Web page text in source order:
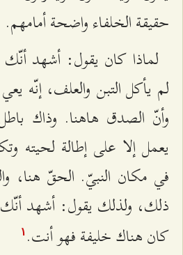
حقيقة الخلفاء واضحة أمامهم.
لماذا كان يقول: أشهد أنّك
لم يأكل التبن والعلف، إنّه
وأنّ الصدق هاهنا. وذاك
يعمل إلا على إطالة لحيته
في مكان النبيّ. الحقّ هنا،
ذلك، ولذلك يقول: أشهد أنّك
كان هناك خليفة فهو أنت. ۱